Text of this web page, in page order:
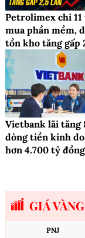
Petrolimex chi
mua phần mềm,
tồn kho tăng gấp
Vietbank lãi tăng
dòng tiền kinh
hơn 4.700 tỷ đồng
GIÁ VÀNG
PNJ